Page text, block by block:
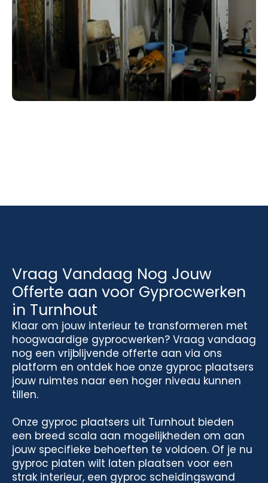
Vraag Vandaag Nog Jouw
Offerte aan voor Gyprocwerken
in Turnhout
Klaar om jouw interieur te transformeren met
hoogwaardige gyprocwerken? Vraag vandaag
nog een vrijblijvende offerte aan via ons
platform en ontdek hoe onze gyproc plaatsers
jouw ruimtes naar een hoger niveau kunnen
tillen.
Onze gyproc plaatsers uit Turnhout bieden
een breed scala aan mogelijkheden om aan
jouw specifieke behoeften te voldoen. Of je nu
gyproc platen wilt laten plaatsen voor een
strak interieur, een gyproc scheidingswand